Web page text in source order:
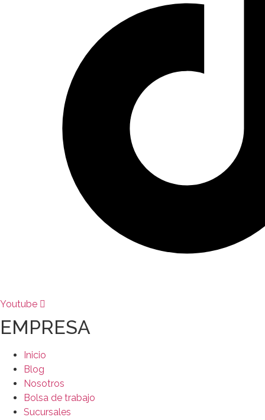
Youtube
EMPRESA
Inicio
Blog
Nosotros
Bolsa de trabajo
Sucursales